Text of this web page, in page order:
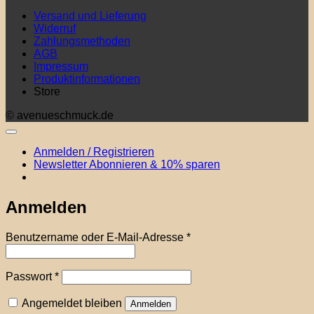
Versand und Lieferung
Widerruf
Zahlungsmethoden
AGB
Impressum
Produktinformationen
Store
© avenueschmuck.de
Anmelden / Registrieren
Newsletter Abonnieren & 10% sparen
Anmelden
Benutzername oder E-Mail-Adresse *Erforderlich
Passwort*Erforderlich
Angemeldet bleiben Anmelden